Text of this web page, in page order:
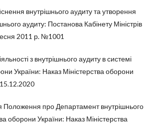
внутрішнього аудиту та утворення
аудиту: Постанова Кабінету Міністрів
2011 р. №1001
з внутрішнього аудиту в системі
України: Наказ Міністерства оборони
Положення про Департамент внутрішнього
оборони України: Наказ Міністерства